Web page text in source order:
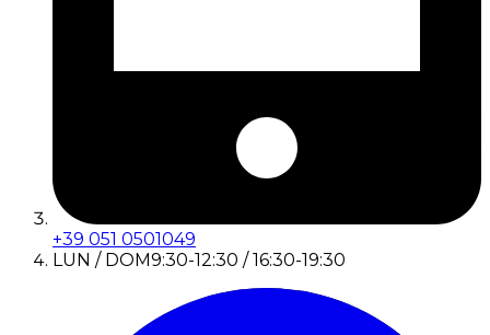
+39 051 0501049
LUN / DOM9:30-12:30 / 16:30-19:30